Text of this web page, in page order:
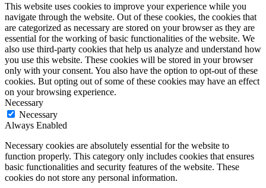
This website uses cookies to improve your experience while you
navigate through the website. Out of these cookies, the cookies that
are categorized as necessary are stored on your browser as they are
essential for the working of basic functionalities of the website. We
also use third-party cookies that help us analyze and understand how
you use this website. These cookies will be stored in your browser
only with your consent. You also have the option to opt-out of these
cookies. But opting out of some of these cookies may have an effect
on your browsing experience.
Necessary
Necessary
Always Enabled
Necessary cookies are absolutely essential for the website to
function properly. This category only includes cookies that ensures
basic functionalities and security features of the website. These
cookies do not store any personal information.